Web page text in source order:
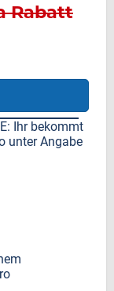
Rabatt
Ihr bekommt
unter Angabe